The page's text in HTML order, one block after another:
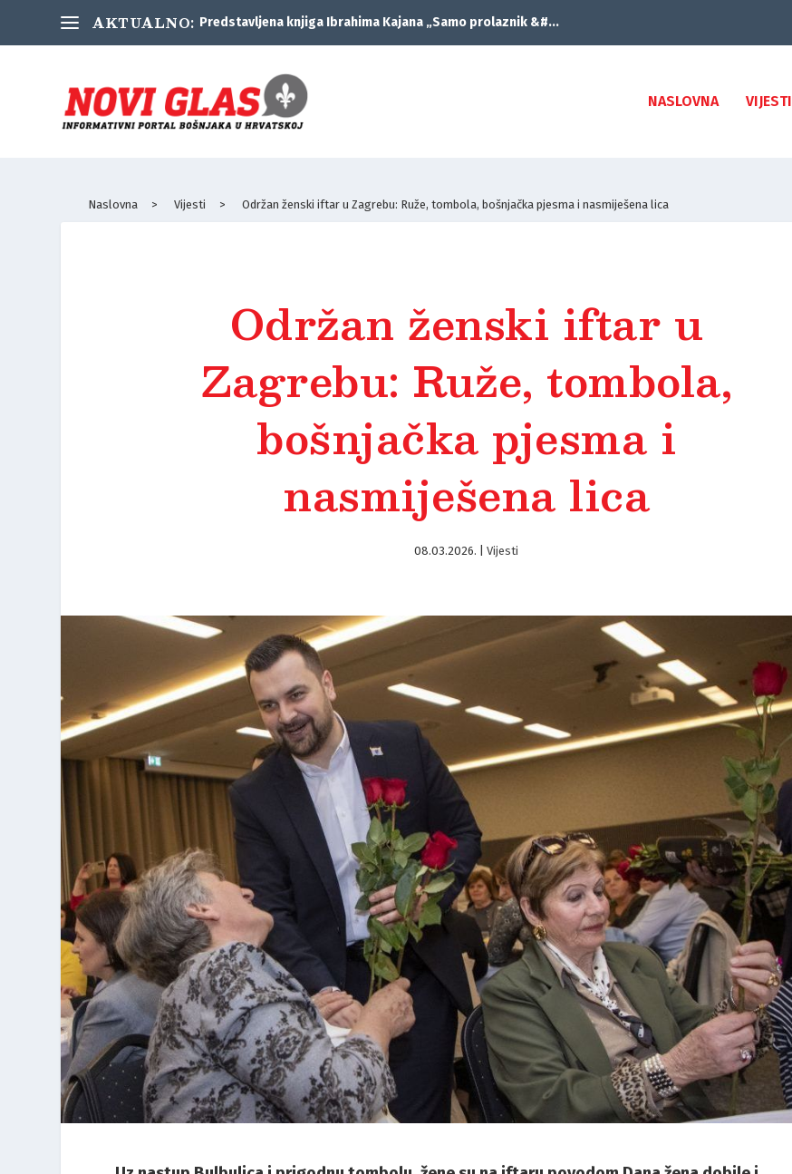
AKTUALNO: Predstavljena knjiga Ibrahima Kajana „Samo prolaznik &#...
NASLOVNA VIJESTI
Naslovna > Vijesti > Održan ženski iftar u Zagrebu: Ruže, tombola, bošnjačka pjesma i nasmiješena lica
Održan ženski iftar u
Zagrebu: Ruže, tombola,
bošnjačka pjesma i
nasmiješena lica
08.03.2026. |Vijesti